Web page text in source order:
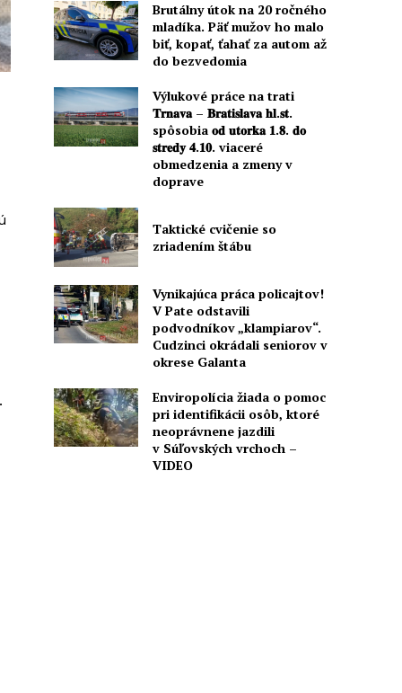
Brutálny útok na 20 ročného
mladíka. Päť mužov ho malo
biť, kopať, ťahať za autom až
do bezvedomia
Výlukové práce na trati
𝐓𝐫𝐧𝐚𝐯𝐚 – 𝐁𝐫𝐚𝐭𝐢𝐬𝐥𝐚𝐯𝐚 𝐡𝐥.𝐬𝐭.
spôsobia 𝐨𝐝 𝐮𝐭𝐨𝐫𝐤𝐚 𝟏.𝟖. 𝐝𝐨
𝐬𝐭𝐫𝐞𝐝𝐲 𝟒.𝟏𝟎. viaceré
obmedzenia a zmeny v
doprave
Taktické cvičenie so
zriadením štábu
Vynikajúca práca policajtov!
V Pate odstavili
podvodníkov „klampiarov“.
Cudzinci okrádali seniorov v
okrese Galanta
Enviropolícia žiada o pomoc
pri identifikácii osôb, ktoré
neoprávnene jazdili
v Súľovských vrchoch –
VIDEO